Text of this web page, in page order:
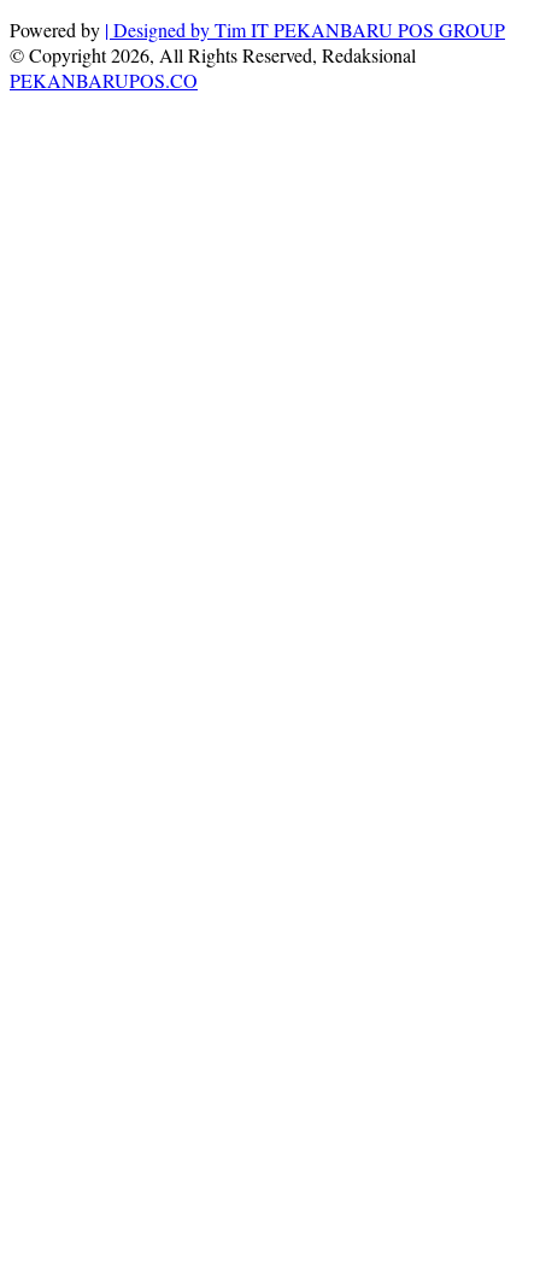
Powered by | Designed byTim IT PEKANBARU POS GROUP
© Copyright 2026, All Rights Reserved, Redaksional
PEKANBARUPOS.CO